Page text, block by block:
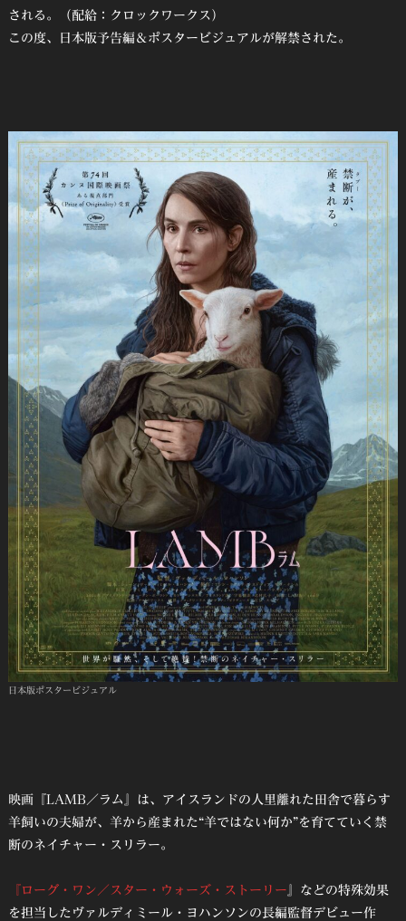
される。（配給：クロックワークス）
この度、日本版予告編＆ポスタービジュアルが解禁された。
日本版ポスタービジュアル
映画『LAMB／ラム』は、アイスランドの人里離れた田舎で暮らす
羊飼いの夫婦が、羊から産まれた“羊ではない何か”を育てていく禁
断のネイチャー・スリラー。
『ローグ・ワン／スター・ウォーズ・ストーリー 』などの特殊効果
を担当したヴァルディミール・ヨハンソンの長編監督デビュー作